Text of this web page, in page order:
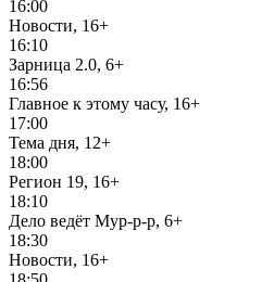
16:00
Новости, 16+
16:10
Зарница 2.0, 6+
16:56
Главное к этому часу, 16+
17:00
Тема дня, 12+
18:00
Регион 19, 16+
18:10
Дело ведёт Мур-р-р, 6+
18:30
Новости, 16+